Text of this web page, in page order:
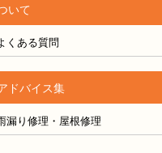
いて
くある質問
ドバイス集
漏り修理・屋根修理